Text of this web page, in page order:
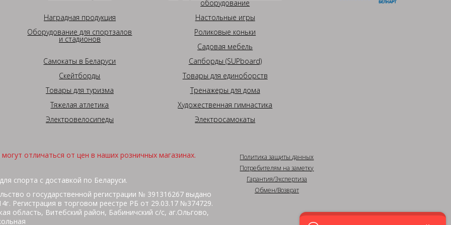
оборудование
Наградная продукция
Настольные игры
Оборудование для спортзалов
и стадионов
Роликовые коньки
Садовая мебель
Самокаты в Беларуси
Сапборды (SUPboard)
Скейтборды
Товары для единоборств
Товары для туризма
Тренажеры для дома
Тяжелая атлетика
Художественная гимнастика
Электровелосипеды
Электросамокаты
отличаться от цен в наших розничных магазинах.
спорта с доставкой по Беларуси.
о государственной регистрации № 391316267 выдано
Регистрация в торговом реестре РБ от 29.03.17 №374729.
область, Витебский район, Бабиничский с/с, аг.Ольгово,
Политика защиты данных
Потребителям на заметку
Гарантия/Экспертиза
Обмен/Возврат